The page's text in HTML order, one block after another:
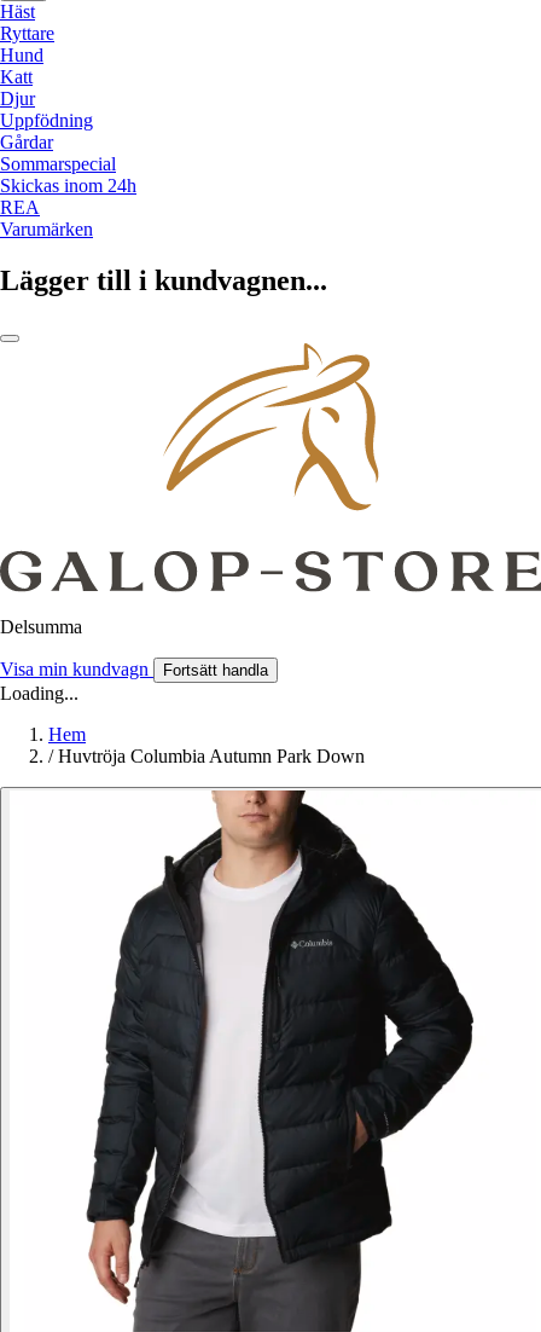
Häst
Ryttare
Hund
Katt
Djur
Uppfödning
Gårdar
Sommarspecial
Skickas inom 24h
REA
Varumärken
Lägger till i kundvagnen...
Delsumma
Visa min kundvagn Fortsätt handla
Loading...
Hem
/ Huvtröja Columbia Autumn Park Down